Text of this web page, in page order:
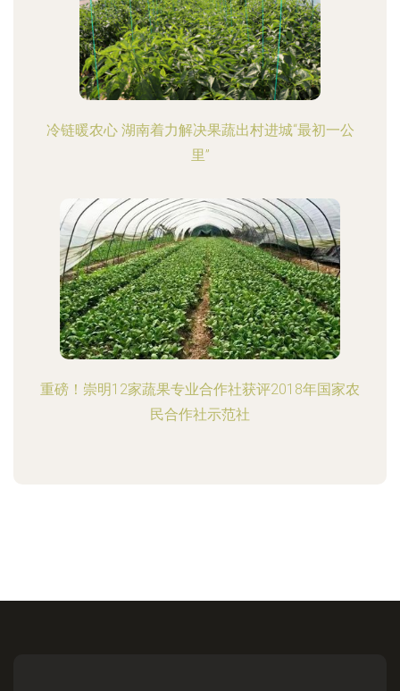
冷链暖农心 湖南着力解决果蔬出村进城“最初一公
里”
重磅！崇明12家蔬果专业合作社获评2018年国家农
民合作社示范社